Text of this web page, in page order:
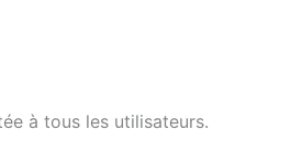
à tous les utilisateurs.